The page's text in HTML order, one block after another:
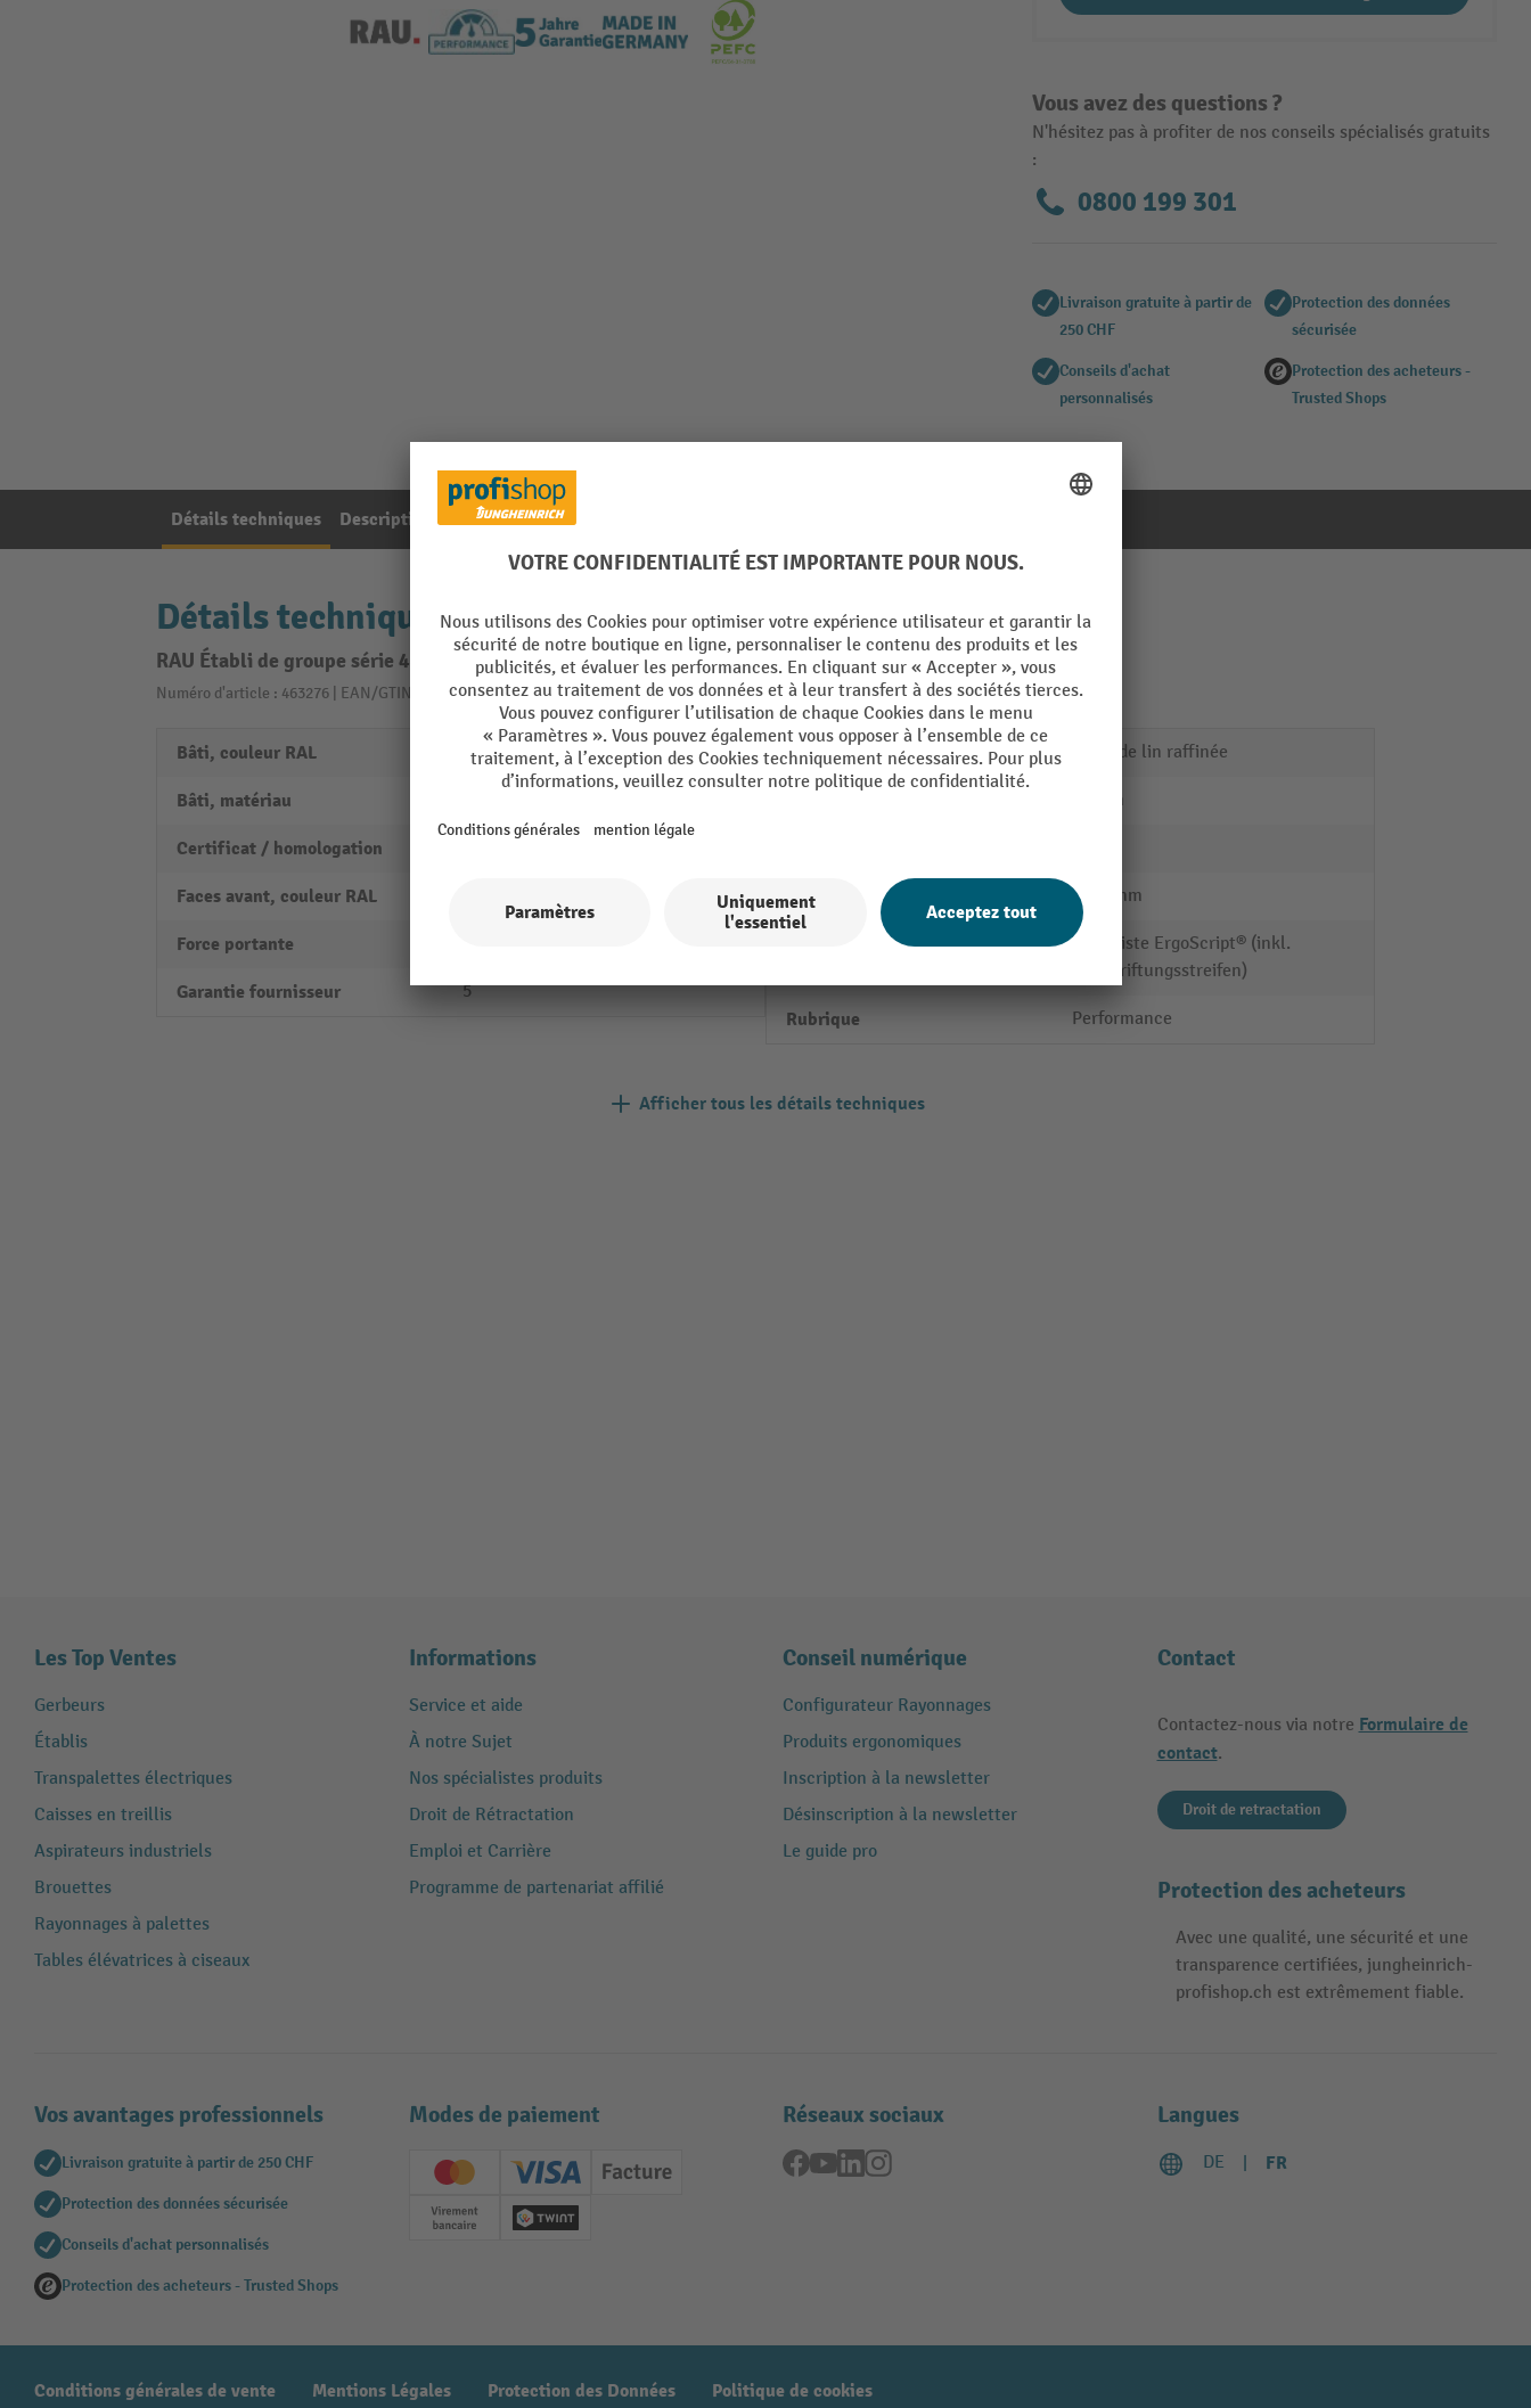
Vous avez des questions ?
N'hésitez pas à profiter de nos conseils spécialisés gratuits
:
0800 199 301
Livraison gratuite à partir de
250 CHF
Protection des données
sécurisée
Conseils d'achat
personnalisés
Protection des acheteurs -
Trusted Shops
Détails techniques Description de l'article Notes sur le produit
Détails techniques
RAU Établi de groupe série 4000, HxlxP 840 x 2 700 x 2 340 mm, 6 tiroirs avec ErgoScript®
Numéro d'article : 463276 | EAN/GTIN: 4040376815255De la catégorie :Établis de groupe
Bâti, couleur RAL RAL 7035 gris clair
Bâti, matériau
Certificat / homologation
Faces avant, couleur RAL
Force portante
Garantie fournisseur 5
Planche de travail, surface Huile de lin raffinée
40 mm
Profondeur 2340 mm
Propriétés techniques
Griffleiste ErgoScript® (inkl.
Beschriftungsstreifen)
Rubrique Performance
Afficher tous les détails techniques
Les Top Ventes
Gerbeurs
Établis
Transpalettes électriques
Caisses en treillis
Aspirateurs industriels
Brouettes
Rayonnages à palettes
Tables élévatrices à ciseaux
Informations
Service et aide
À notre Sujet
Nos spécialistes produits
Droit de Rétractation
Emploi et Carrière
Programme de partenariat affilié
Conseil numérique
Configurateur Rayonnages
Produits ergonomiques
Inscription à la newsletter
Désinscription à la newsletter
Le guide pro
Contact
Contactez-nous via notre Formulaire de
contact.
Droit de retractation
Protection des acheteurs
Avec une qualité, une sécurité et une
transparence certifiées, jungheinrich-
profishop.ch est extrêmement fiable.
Vos avantages professionnels
Livraison gratuite à partir de 250 CHF
Protection des données sécurisée
Conseils d'achat personnalisés
Protection des acheteurs - Trusted Shops
Modes de paiement
Creditcard (Master)Creditcard (Visa)
Facture
Paiement anticipé
Twint
Réseaux sociaux
Facebook
YouTubeLinkedInInstagram
Langues
DE FR
Conditions générales de vente Mentions Légales Protection des Données Politique de cookies